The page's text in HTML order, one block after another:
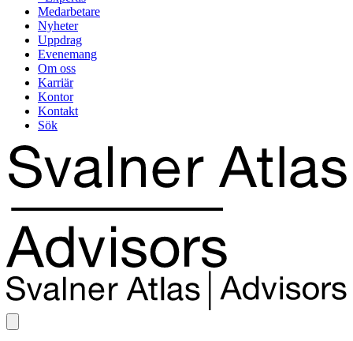
Medarbetare
Nyheter
Uppdrag
Evenemang
Om oss
Karriär
Kontor
Kontakt
Sök